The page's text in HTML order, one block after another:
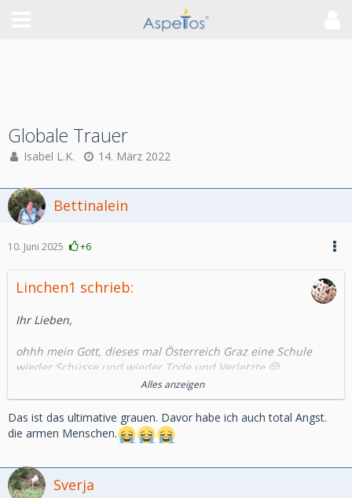
Globale Trauer
Isabel L.K. 14. März 2022
Bettinalein
10. Juni 2025 +6
Linchen1 schrieb:
Ihr Lieben,
ohhh mein Gott, dieses mal Österreich Graz eine Schule
wieder Schüsse und wieder Tode und Verletzte.😔
Meine Gedanken sind bei den Jugendlichen den Eltern
Lehrer und natürlich allen Betroffenen.😔
Vlg. Linchen
Alles anzeigen
Das ist das ultimative grauen. Davor habe ich auch total Angst.
die armen Menschen.
Sverja